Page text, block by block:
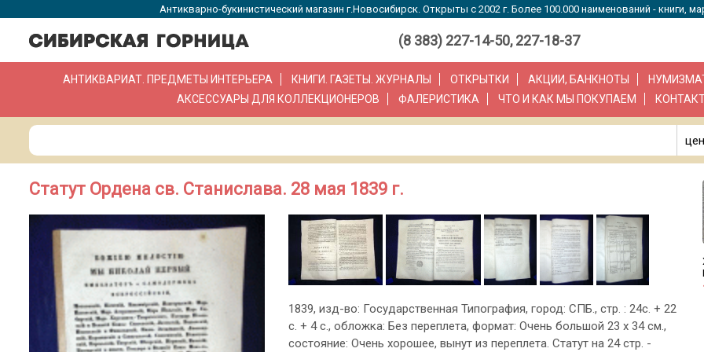
Антикварно-букинистический магазин г.Новосибирск. Открыты с 2002 г. Более 100.000 наименований - книги,
(8 383) 227-14-50, 227-18-37
АНТИКВАРИАТ. ПРЕДМЕТЫ ИНТЕРЬЕРА КНИГИ. ГАЗЕТЫ. ЖУРНАЛЫ ОТКРЫТКИ АКЦИИ, БАНКНОТЫ
АКСЕССУАРЫ ДЛЯ КОЛЛЕКЦИОНЕРОВ
ФАЛЕРИСТИКА ЧТО И КАК МЫ ПОКУПАЕМ
Статут Ордена св. Станислава. 28 мая 1839 г.
1839, изд-во: Государственная Типография, город: СПБ., стр. : 24с. + 22
с. + 4 с., обложка: Без переплета, формат: Очень большой 23 х 34 см.,
состояние: Очень хорошее, вынут из переплета. Статут на 24 стр. -